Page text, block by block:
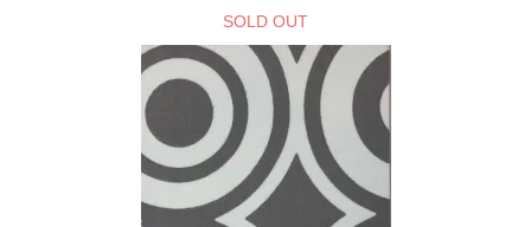
SOLD OUT